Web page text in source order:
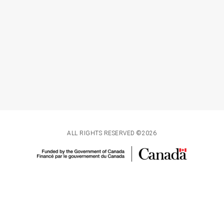
ALL RIGHTS RESERVED ©2026